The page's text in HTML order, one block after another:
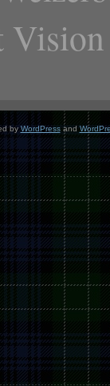
Vision
by WordPressand